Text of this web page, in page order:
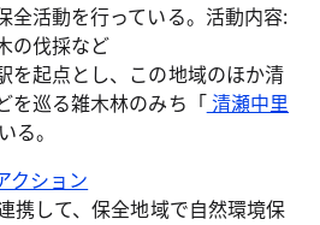
全活動を行っている。活動内容:
の伐採など
を起点とし、この地域のほか清
を巡る雑木林のみち「清瀬中里
る。
クション
携して、保全地域で自然環境保